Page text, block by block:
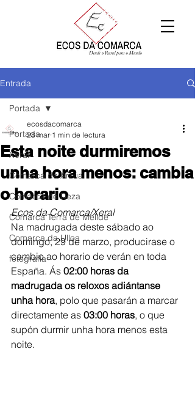
Entrada
Portada
Xeral
Comarca de Arzúa
Comarca de Deza
Comarca Terra de Melide
Comarca da Ulloa
fotografía
Portada
Esta noite durmiremos
unha hora menos: cambia
o horario
ecosdacomarca
28 mar 1 min de lectura
Ecos da Comarca/Xeral
Na madrugada deste sábado ao
domingo, 29 de marzo, producirase o
cambio ao horario de verán en toda
España. Ás 02:00 horas da
madrugada os reloxos adiántanse
unha hora, polo que pasarán a marcar
directamente as 03:00 horas, o que
supón durmir unha hora menos esta
noite.